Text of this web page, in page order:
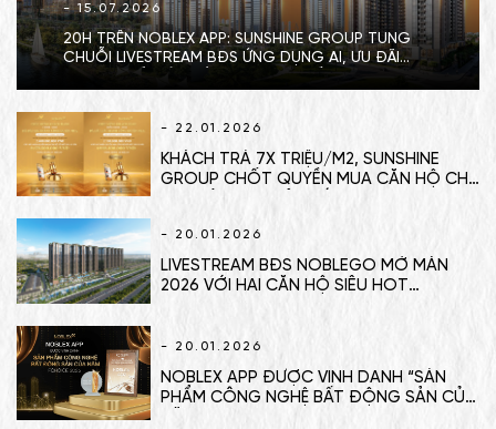
- 15.07.2026
20H TRÊN NOBLEX APP: SUNSHINE GROUP TUNG
CHUỖI LIVESTREAM BĐS ỨNG DỤNG AI, ƯU ĐÃI
ĐỘC QUYỀN LÊN TỚI 400 TRIỆU ĐỒNG/CĂN
- 22.01.2026
KHÁCH TRẢ 7X TRIỆU/M2, SUNSHINE
GROUP CHỐT QUYỀN MUA CĂN HỘ CHỈ
- 20.01.2026
LIVESTREAM BĐS NOBLEGO MỞ MÀN
2026 VỚI HAI CĂN HỘ SIÊU HOT
- 20.01.2026
NOBLEX APP ĐƯỢC VINH DANH “SẢN
PHẨM CÔNG NGHỆ BẤT ĐỘNG SẢN CỦA
NĂM” TẠI FCHOICE 2025